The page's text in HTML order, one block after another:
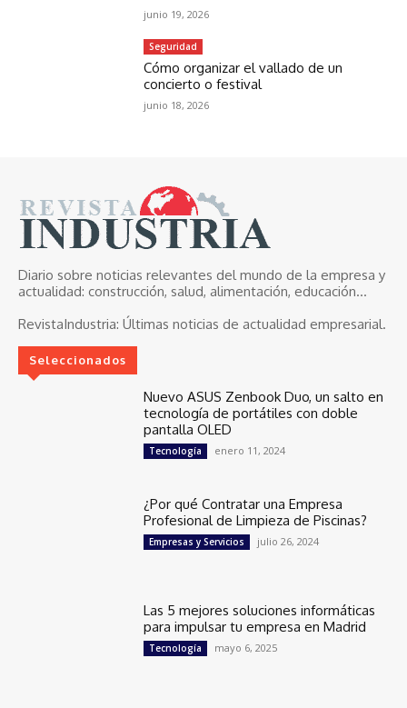
junio 19, 2026
Seguridad
Cómo organizar el vallado de un
concierto o festival
junio 18, 2026
Diario sobre noticias relevantes del mundo de la empresa y
actualidad: construcción, salud, alimentación, educación...
RevistaIndustria: Últimas noticias de actualidad empresarial.
Seleccionados
Nuevo ASUS Zenbook Duo, un salto en
tecnología de portátiles con doble
pantalla OLED
Tecnología enero 11, 2024
¿Por qué Contratar una Empresa
Profesional de Limpieza de Piscinas?
Empresas y Servicios julio 26, 2024
Las 5 mejores soluciones informáticas
para impulsar tu empresa en Madrid
Tecnología mayo 6, 2025